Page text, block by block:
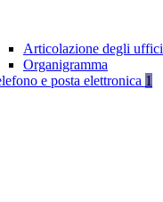
Articolazione degli uffici
Organigramma
e posta elettronica 1